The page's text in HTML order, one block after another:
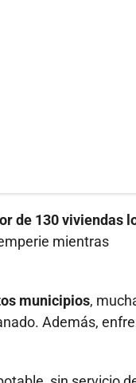
de 130 viviendas
mientras
municipios,
Además,